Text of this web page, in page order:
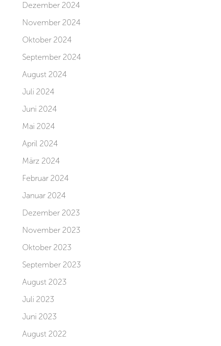
Dezember 2024
November 2024
Oktober 2024
September 2024
August 2024
Juli 2024
Juni 2024
Mai 2024
April 2024
März 2024
Februar 2024
Januar 2024
Dezember 2023
November 2023
Oktober 2023
September 2023
August 2023
Juli 2023
Juni 2023
August 2022